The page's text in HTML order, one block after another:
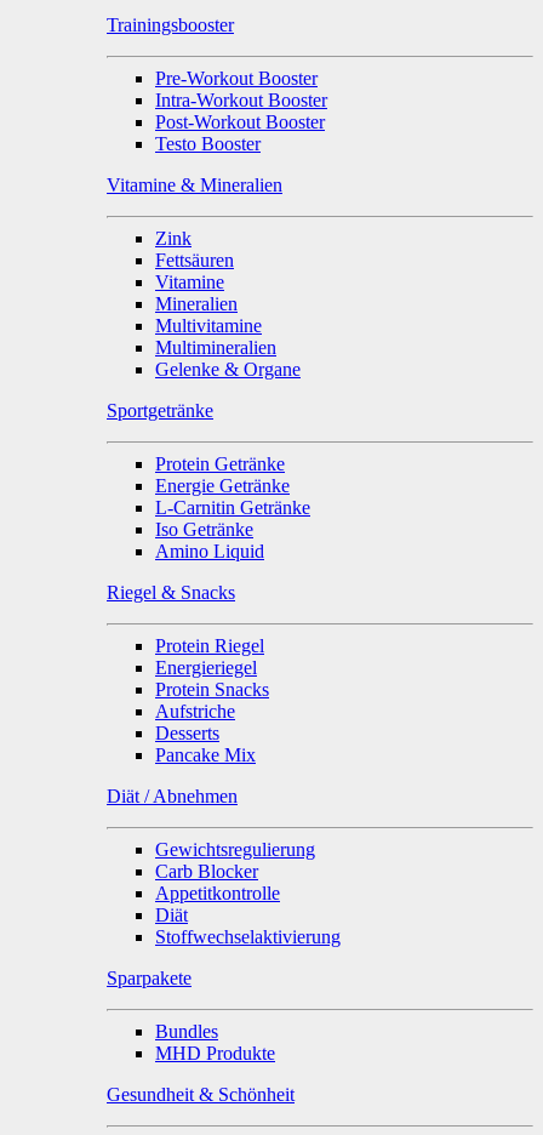
Trainingsbooster
Pre-Workout Booster
Intra-Workout Booster
Post-Workout Booster
Testo Booster
Vitamine & Mineralien
Zink
Fettsäuren
Vitamine
Mineralien
Multivitamine
Multimineralien
Gelenke & Organe
Sportgetränke
Protein Getränke
Energie Getränke
L-Carnitin Getränke
Iso Getränke
Amino Liquid
Riegel & Snacks
Protein Riegel
Energieriegel
Protein Snacks
Aufstriche
Desserts
Pancake Mix
Diät / Abnehmen
Gewichtsregulierung
Carb Blocker
Appetitkontrolle
Diät
Stoffwechselaktivierung
Sparpakete
Bundles
MHD Produkte
Gesundheit & Schönheit